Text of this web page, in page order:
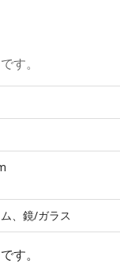
す。
、鏡/ガラス
す。